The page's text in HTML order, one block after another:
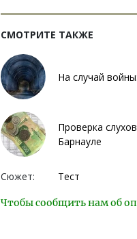
СМОТРИТЕ ТАКЖЕ
На случай
Проверка
Барнауле
Сюжет: Тест
Чтобы сообщить нам об